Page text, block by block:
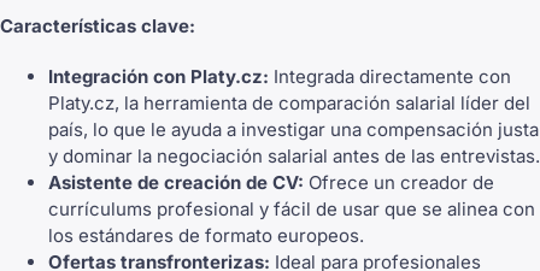
Características clave:
Integración con Platy.cz: Integrada directamente con
Platy.cz, la herramienta de comparación salarial líder del
país, lo que le ayuda a investigar una compensación justa
y dominar la negociación salarial antes de las entrevistas.
Asistente de creación de CV: Ofrece un creador de
currículums profesional y fácil de usar que se alinea con
los estándares de formato europeos.
Ofertas transfronterizas: Ideal para profesionales